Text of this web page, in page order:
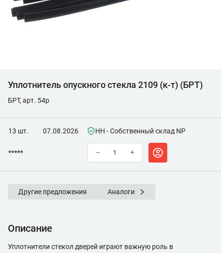
Уплотнитель опускного стекла 2109 (к-т) (БРТ)
БРТ, арт. 54p
13 шт. 07.08.2026 НН - Собственный склад NP
***** – +
Другие предложения Аналоги
Описание
Уплотнители стекол дверей играют важную роль в